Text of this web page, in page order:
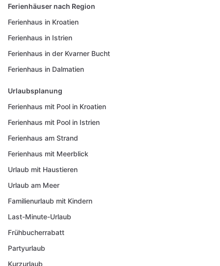
Ferienhäuser nach Region
Ferienhaus in Kroatien
Ferienhaus in Istrien
Ferienhaus in der Kvarner Bucht
Ferienhaus in Dalmatien
Urlaubsplanung
Ferienhaus mit Pool in Kroatien
Ferienhaus mit Pool in Istrien
Ferienhaus am Strand
Ferienhaus mit Meerblick
Urlaub mit Haustieren
Urlaub am Meer
Familienurlaub mit Kindern
Last-Minute-Urlaub
Frühbucherrabatt
Partyurlaub
Kurzurlaub